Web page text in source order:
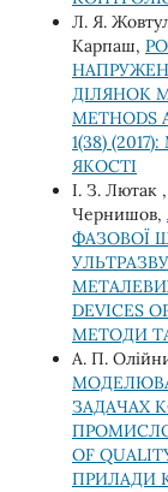
Л. Я.
Карпаш,
ДІЛЯНОК
METHODS
1(38)
ЯКОСТІ
І. З.
Чернишов,
ФАЗОВОЇ
DEVICES
МЕТОДИ
А. П.
ЗАДАЧАХ
OF
ПРИЛАДИ